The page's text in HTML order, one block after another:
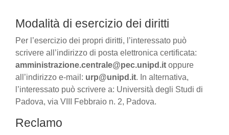
Modalità di esercizio dei diritti
Per l’esercizio dei propri diritti, l’interessato può
scrivere all’indirizzo di posta elettronica certificata:
amministrazione.centrale@pec.unipd.it oppure
all’indirizzo e-mail: urp@unipd.it. In alternativa,
l’interessato può scrivere a: Università degli Studi di
Padova, via VIII Febbraio n. 2, Padova.
Reclamo